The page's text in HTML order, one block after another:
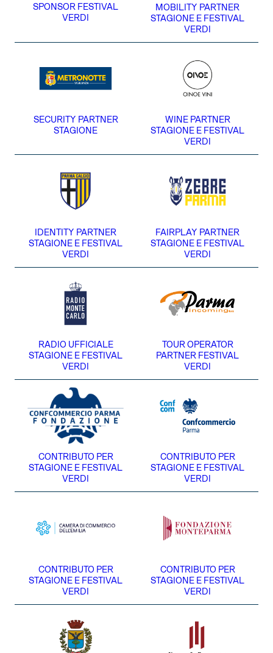
SPONSOR FESTIVAL
VERDI
MOBILITY PARTNER
STAGIONE E FESTIVAL
VERDI
SECURITY PARTNER
STAGIONE
WINE PARTNER
STAGIONE E FESTIVAL
VERDI
IDENTITY PARTNER
STAGIONE E FESTIVAL
VERDI
FAIRPLAY PARTNER
STAGIONE E FESTIVAL
VERDI
RADIO UFFICIALE
STAGIONE E FESTIVAL
VERDI
TOUR OPERATOR
PARTNER FESTIVAL
VERDI
CONTRIBUTO PER
STAGIONE E FESTIVAL
VERDI
CONTRIBUTO PER
STAGIONE E FESTIVAL
VERDI
CONTRIBUTO PER
STAGIONE E FESTIVAL
VERDI
CONTRIBUTO PER
STAGIONE E FESTIVAL
VERDI